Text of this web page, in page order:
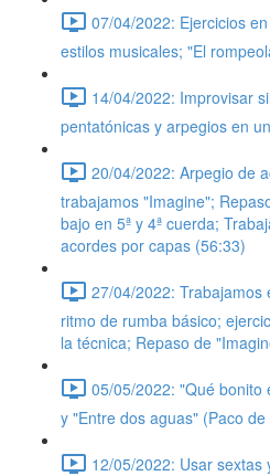
07/04/2022: Ejercicios
estilos musicales; "El
14/04/2022: Improvisar
pentatónicas y arpegios en
20/04/2022: Arpegio de
trabajamos "Imagine";
bajo en 5ª y 4ª cuerda;
acordes por capas (56:33)
27/04/2022: Trabajamos
ritmo de rumba básico;
la técnica; Repaso de
05/05/2022: "Qué bonito
y "Entre dos aguas" (Paco
12/05/2022: Usar